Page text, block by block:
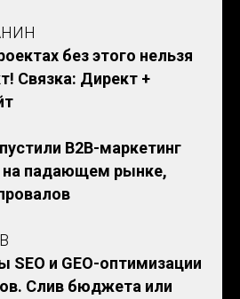
без этого нельзя
Связка: Директ +
B2B-маркетинг
на падающем рынке,
и GEO-оптимизации
Слив бюджета или